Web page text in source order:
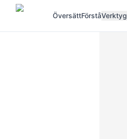
ÖversättFörståVerktyg